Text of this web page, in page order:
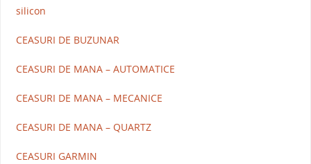
silicon
CEASURI DE BUZUNAR
CEASURI DE MANA – AUTOMATICE
CEASURI DE MANA – MECANICE
CEASURI DE MANA – QUARTZ
CEASURI GARMIN